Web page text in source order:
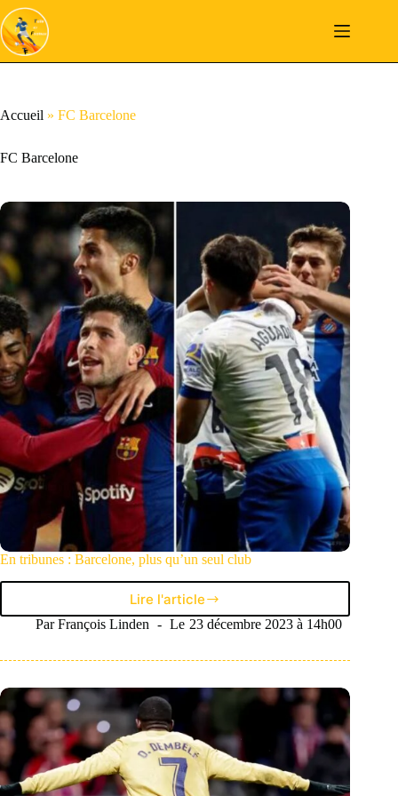
Passer
au
contenu
Accueil » FC Barcelone
FC Barcelone
En tribunes : Barcelone, plus qu’un seul club
Lire l'article
En
tribunes
Barcelone,
qu’un
seul
club
Par François Linden Le 23 décembre 2023 à 14h00